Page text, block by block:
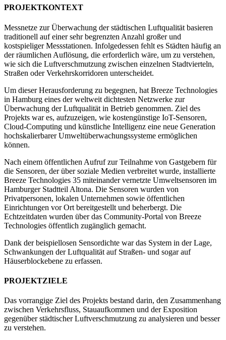
PROJEKTKONTEXT
Messnetze zur Überwachung der städtischen Luftqualität basieren
traditionell auf einer sehr begrenzten Anzahl großer und
kostspieliger Messstationen. Infolgedessen fehlt es Städten häufig an
der räumlichen Auflösung, die erforderlich wäre, um zu verstehen,
wie sich die Luftverschmutzung zwischen einzelnen Stadtvierteln,
Straßen oder Verkehrskorridoren unterscheidet.
Um dieser Herausforderung zu begegnen, hat Breeze Technologies
in Hamburg eines der weltweit dichtesten Netzwerke zur
Überwachung der Luftqualität in Betrieb genommen. Ziel des
Projekts war es, aufzuzeigen, wie kostengünstige IoT-Sensoren,
Cloud-Computing und künstliche Intelligenz eine neue Generation
hochskalierbarer Umweltüberwachungssysteme ermöglichen
können.
Nach einem öffentlichen Aufruf zur Teilnahme von Gastgebern für
die Sensoren, der über soziale Medien verbreitet wurde, installierte
Breeze Technologies 35 miteinander vernetzte Umweltsensoren im
Hamburger Stadtteil Altona. Die Sensoren wurden von
Privatpersonen, lokalen Unternehmen sowie öffentlichen
Einrichtungen vor Ort bereitgestellt und beherbergt. Die
Echtzeitdaten wurden über das Community-Portal von Breeze
Technologies öffentlich zugänglich gemacht.
Dank der beispiellosen Sensordichte war das System in der Lage,
Schwankungen der Luftqualität auf Straßen- und sogar auf
Häuserblockebene zu erfassen.
PROJEKTZIELE
Das vorrangige Ziel des Projekts bestand darin, den Zusammenhang
zwischen Verkehrsfluss, Stauaufkommen und der Exposition
gegenüber städtischer Luftverschmutzung zu analysieren und besser
zu verstehen.